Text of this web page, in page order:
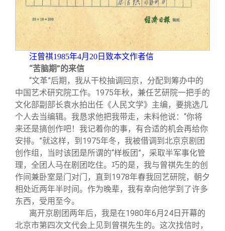
汪曾祺1985年4月20日致本文作者信
“苦脑期”的来信
“文革”后期，我从干校抽调回京，分配到筹办中的
中国艺术研究院工作。1975年秋，兼任艺研院一把手的
文化部副部长袁水拍出任《人民文学》主编，要挑选几
个人去当编辑。我恳求他把我带走，未料他说：“你将
来还是搞创作吧！我记着你的事，有合适的机会再给你
安排。”就这样，到1975年冬，我被借调到北京京剧团
创作组，当时该团是所谓的“样板团”，采取半军事化管
理，全团人马在剧团吃住。巧的是，我与曾祺先生的创
作间兼卧室是门对门，直到1978年春我回艺研院，朝夕
相处近两年半时间。作为晚辈，我有幸向他学到了许多
东西，受用至今。
离开京剧团两年后，我是在1980年6月24日开幕的
北京市第四次文代会上见到曾祺先生的。这次找信时，